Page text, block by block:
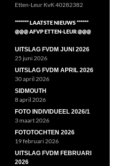
Etten-Leur KvK 40282382
******* LAATSTE NIEUWS ******
@@@ AFVP ETTEN-LEUR @@@
UITSLAG FVDM JUNI 2026
25 juni 2026
UITSLAG FVDM APRIL 2026
30 april 2026
SIDMOUTH
8 april 2026
FOTO INDIVIDUEEL 2026/1
3 maart 2026
FOTOTOCHTEN 2026
19 februari 2026
UITSLAG FVDM FEBRUARI
2026